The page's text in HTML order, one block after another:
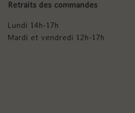
Retraits des commandes
Lundi 14h-17h
Mardi et vendredi 12h-17h